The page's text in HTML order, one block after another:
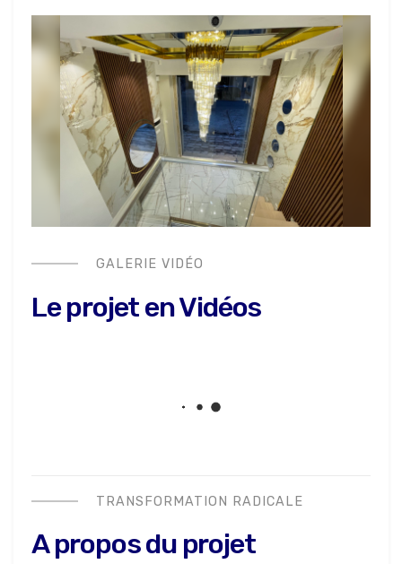
GALERIE VIDÉO
Le projet en Vidéos
TRANSFORMATION RADICALE
A propos du projet